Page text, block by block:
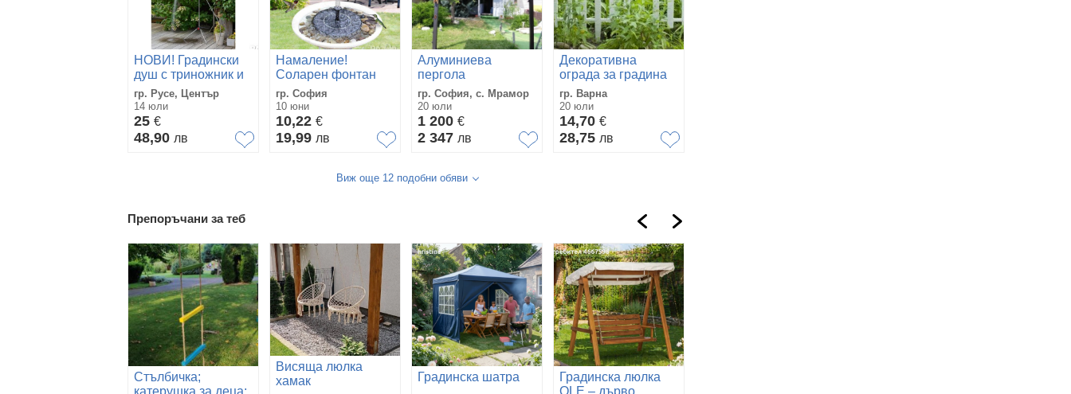
НОВИ! Градински
душ с триножник и
клин Parkside
регулируем
гр. Русе, Център
14 юли
25 €
48,90 лв
Намаление!
Соларен фонтан
гр. София
10 юни
10,22 €
19,99 лв
Алуминиева
пергола
гр. София, с. Мрамор
20 юли
1 200 €
2 347 лв
Декоративна
ограда за градина
гр. Варна
20 юли
14,70 €
28,75 лв
Виж още 12 подобни обяви
Препоръчани за теб
Стълбичка;
катерушка за деца;
Висяща люлка
хамак
Градинска шатра
Градинска люлка
OLE – дърво